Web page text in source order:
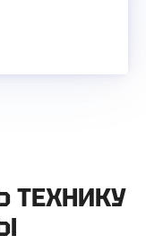
ТЕХНИКУ